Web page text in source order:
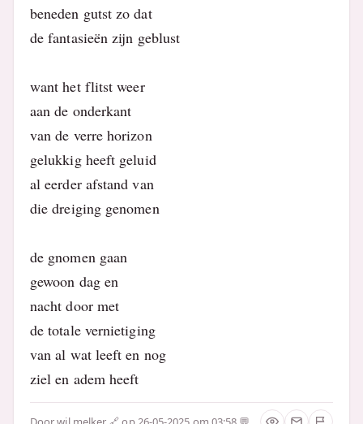
beneden gutst zo dat
de fantasieën zijn geblust
want het flitst weer
aan de onderkant
van de verre horizon
gelukkig heeft geluid
al eerder afstand van
die dreiging genomen
de gnomen gaan
gewoon dag en
nacht door met
de totale vernietiging
van al wat leeft en nog
ziel en adem heeft